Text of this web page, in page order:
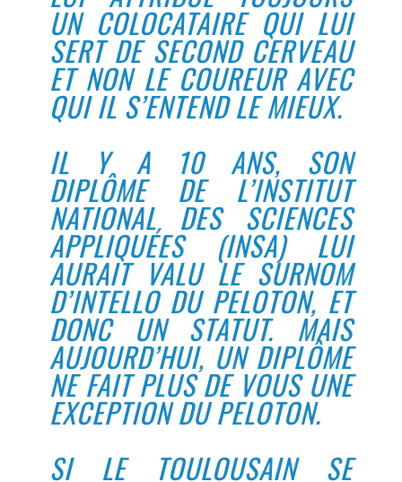
UN COLOCATAIRE QUI LUI
SERT DE SECOND CERVEAU
ET NON LE COUREUR AVEC
QUI IL S’ENTEND LE MIEUX.
IL Y A 10 ANS, SON
DIPLÔME DE L’INSTITUT
NATIONAL DES SCIENCES
APPLIQUÉES (INSA) LUI
AURAIT VALU LE SURNOM
D’INTELLO DU PELOTON, ET
DONC UN STATUT. MAIS
AUJOURD’HUI, UN DIPLÔME
NE FAIT PLUS DE VOUS UNE
EXCEPTION DU PELOTON.
SI LE TOULOUSAIN SE